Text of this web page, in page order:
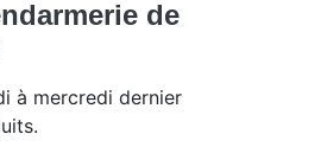
de
à mercredi dernier